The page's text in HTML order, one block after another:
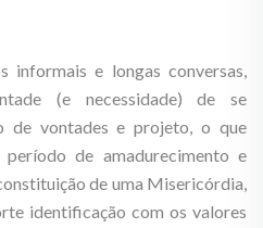
informais e longas conversas,
(e necessidade) de se
de vontades e projeto, o que
de amadurecimento e
de uma Misericórdia,
identificação com os valores